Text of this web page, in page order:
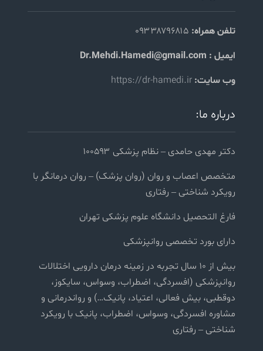
تلفن همراه: ۰۹۳۳۸۷۹۶۸۱۵
ایمیل : Dr.Mehdi.Hamedi@gmail.com
وب سایت: https://dr-hamedi.ir
درباره ما:
دکتر مهدی حامدی – نظام پزشکی ۱۰۰۵۹۳
متخصص اعصاب و روان (روان پزشک) – روان درمانگر با
رویکرد شناختی – رفتاری
فارغ التحصیل دانشگاه علوم پزشکی تهران
دارای بورد تخصصی روانپزشکی
بیش از ۱۰ سال تجربه در زمینه درمان دارویی اختلالات
روانپزشکی (افسردگی، اضطراب، وسواس، سایکوز،
دوقطبی، بیش فعالی، اعتیاد، پانیک…) و رواندرمانی و
مشاوره افسردگی، وسواس، اضطراب، پانیک با رویکرد
شناختی – رفتاری